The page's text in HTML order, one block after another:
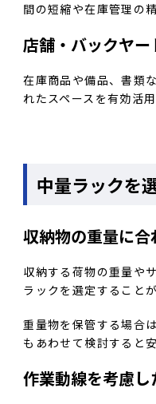
間の短縮や在庫管理の
店舗・バックヤ
在庫商品や備品、書類
れたスペースを有効活用
中量ラックを
収納物の重量に
収納する荷物の重量や
ラックを選定すること
重量物を保管する場合
もあわせて検討すると安
作業動線を考慮